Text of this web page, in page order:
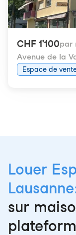
CHF 1'100par
Avenue de la
Espace de
Louer
sur